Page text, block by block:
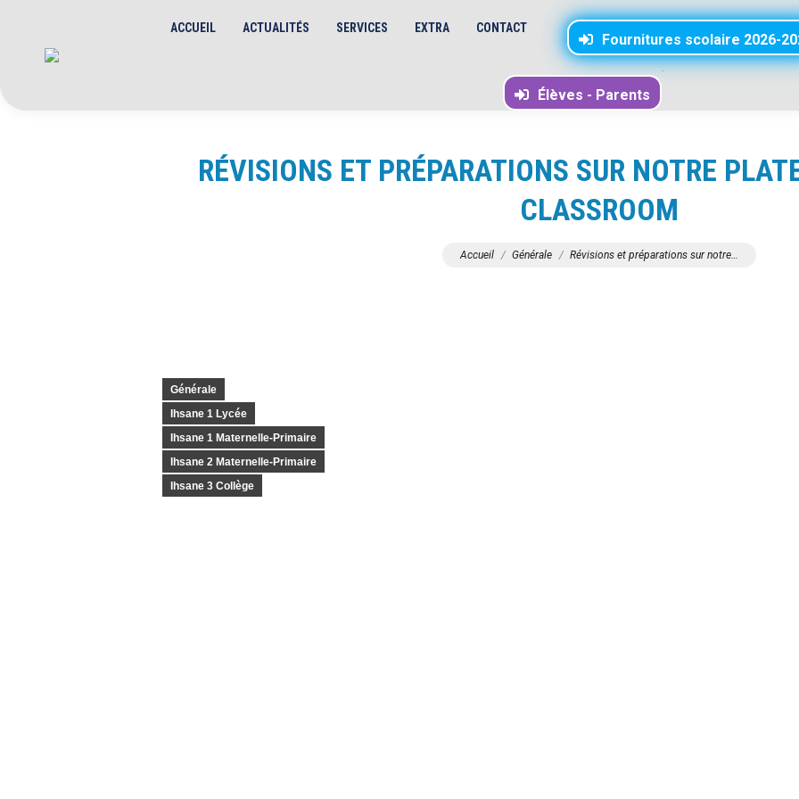
ACCUEIL ACTUALITÉS SERVICES EXTRA CONTACT
Fournitures scolaire 2026-
Élèves - Parents
.
RÉVISIONS ET PRÉPARATIONS SUR NOTRE
CLASSROOM
Accueil Générale Révisions et préparations sur notre…
Générale
Ihsane 1 Lycée
Ihsane 1 Maternelle-Primaire
Ihsane 2 Maternelle-Primaire
Ihsane 3 Collège